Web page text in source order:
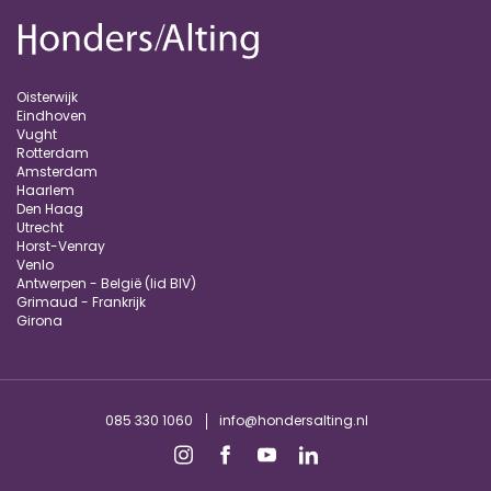
Oisterwijk
Eindhoven
Vught
Rotterdam
Amsterdam
Haarlem
Den Haag
Utrecht
Horst-Venray
Venlo
Antwerpen - België (lid BIV)
Grimaud - Frankrijk
Girona
085 330 1060 info@hondersalting.nl